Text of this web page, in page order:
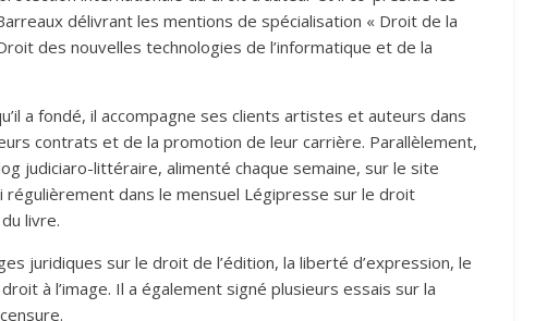
délivrant les mentions de spécialisation « Droit de la
des nouvelles technologies de l’informatique et de la
a fondé, il accompagne ses clients artistes et auteurs dans
contrats et de la promotion de leur carrière. Parallèlement,
judiciaro-littéraire, alimenté chaque semaine, sur le site
dans le mensuel Légipresse sur le droit
livre.
juridiques sur le droit de l’édition, la liberté d’expression, le
à l’image. Il a également signé plusieurs essais sur la